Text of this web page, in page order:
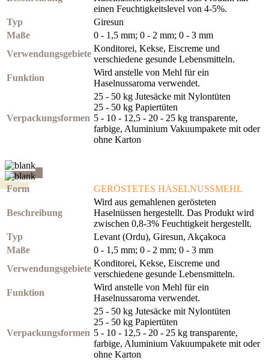
einen Feuchtigkeitslevel von 4-5%.
Typ
Giresun
Maße
0 - 1,5 mm; 0 - 2 mm; 0 - 3 mm
Verwendungsgebiete
Konditorei, Kekse, Eiscreme und
verschiedene gesunde Lebensmitteln.
Funktion
Wird anstelle von Mehl für ein
Haselnussaroma verwendet.
Verpackungsformen
25 - 50 kg Jutesäcke mit Nylontüten
25 - 50 kg Papiertüten
5 - 10 - 12,5 - 20 - 25 kg transparente,
farbige, Aluminium Vakuumpakete mit oder
ohne Karton
Form GERÖSTETES HASELNUSSMEHL
Beschreibung
Wird aus gemahlenen gerösteten
Haselnüssen hergestellt. Das Produkt wird
zwischen 0,8-3% Feuchtigkeit hergestellt.
Typ
Levant (Ordu), Giresun, Akçakoca
Maße
0 - 1,5 mm; 0 - 2 mm; 0 - 3 mm
Verwendungsgebiete
Konditorei, Kekse, Eiscreme und
verschiedene gesunde Lebensmitteln.
Funktion
Wird anstelle von Mehl für ein
Haselnussaroma verwendet.
Verpackungsformen
25 - 50 kg Jutesäcke mit Nylontüten
25 - 50 kg Papiertüten
5 - 10 - 12,5 - 20 - 25 kg transparente,
farbige, Aluminium Vakuumpakete mit oder
ohne Karton